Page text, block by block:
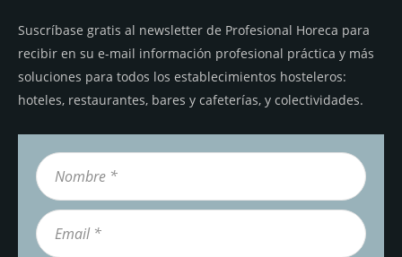
Suscríbase gratis al newsletter de Profesional Horeca para
recibir en su e-mail información profesional práctica y más
soluciones para todos los establecimientos hosteleros:
hoteles, restaurantes, bares y cafeterías, y colectividades.